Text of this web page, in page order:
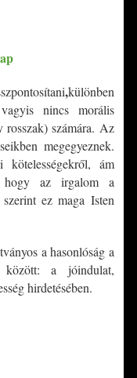
,különben
nincs morális
számára. Az
megegyeznek.
ám
hogy az irgalom a
ez maga Isten
a hasonlóság a
között: a jóindulat,
hirdetésében.